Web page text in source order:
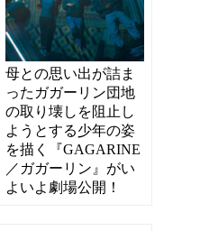
母との思い出が詰ま
ったガガーリン団地
の取り壊しを阻止し
ようとする少年の姿
を描く『GAGARINE
／ガガーリン』がい
よいよ劇場公開！